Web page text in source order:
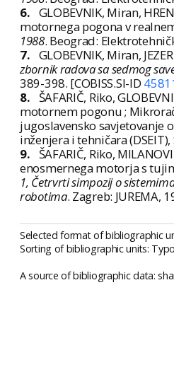
6. GLOBEVNIK, Miran,
motornega pogona v
1988. Beograd:
7. GLOBEVNIK, Miran,
zbornik radova sa sedmog
389-398. [COBISS.SI-ID
8. ŠAFARIČ, Riko,
motornem pogonu ;
jugoslavensko savjetovanje
inženjera i tehničara
9. ŠAFARIČ, Riko,
enosmernega motorja s
1, Četrvrti simpozij o
robotima. Zagreb: JUREMA,
Selected format of bibliographic
Sorting of bibliographic units:
A source of bibliographic data: